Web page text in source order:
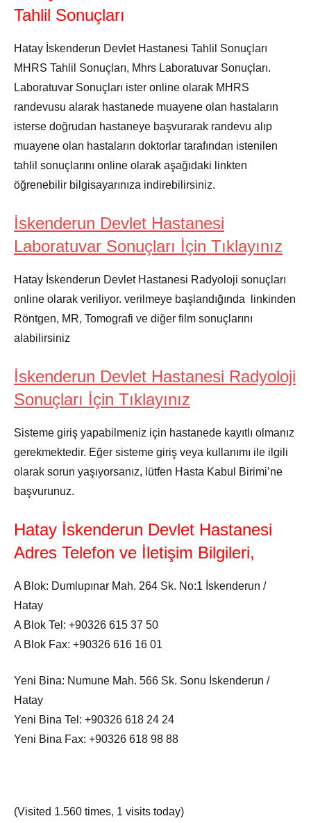
Tahlil Sonuçları
Hatay İskenderun Devlet Hastanesi Tahlil Sonuçları
MHRS Tahlil Sonuçları, Mhrs Laboratuvar Sonuçları.
Laboratuvar Sonuçları ister online olarak MHRS
randevusu alarak hastanede muayene olan hastaların
isterse doğrudan hastaneye başvurarak randevu alıp
muayene olan hastaların doktorlar tarafından istenilen
tahlil sonuçlarını online olarak aşağıdaki linkten
öğrenebilir bilgisayarınıza indirebilirsiniz.
İskenderun Devlet Hastanesi
Laboratuvar Sonuçları İçin Tıklayınız
Hatay İskenderun Devlet Hastanesi Radyoloji sonuçları
online olarak veriliyor. verilmeye başlandığında linkinden
Röntgen, MR, Tomografi ve diğer film sonuçlarını
alabilirsiniz
İskenderun Devlet Hastanesi Radyoloji
Sonuçları İçin Tıklayınız
Sisteme giriş yapabilmeniz için hastanede kayıtlı olmanız
gerekmektedir. Eğer sisteme giriş veya kullanımı ile ilgili
olarak sorun yaşıyorsanız, lütfen Hasta Kabul Birimi’ne
başvurunuz.
Hatay İskenderun Devlet Hastanesi
Adres Telefon ve İletişim Bilgileri,
A Blok: Dumlupınar Mah. 264 Sk. No:1 İskenderun /
Hatay
A Blok Tel: +90326 615 37 50
A Blok Fax: +90326 616 16 01
Yeni Bina: Numune Mah. 566 Sk. Sonu İskenderun /
Hatay
Yeni Bina Tel: +90326 618 24 24
Yeni Bina Fax: +90326 618 98 88
(Visited 1.560 times, 1 visits today)